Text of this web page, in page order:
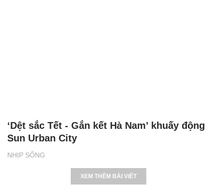
NHỊP SỐNG
‘Dệt sắc Tết - Gắn kết Hà Nam’ khuấy động
Sun Urban City
XEM THÊM BÀI VIẾT